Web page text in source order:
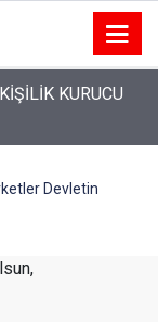
KURUCU
Devletin